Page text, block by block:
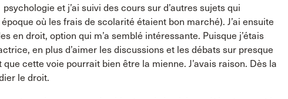
psychologie et j’ai suivi des cours sur d’autres sujets qui
où les frais de scolarité étaient bon marché). J’ai ensuite
en droit, option qui m’a semblé intéressante. Puisque j’étais
en plus d’aimer les discussions et les débats sur presque
cette voie pourrait bien être la mienne. J’avais raison. Dès la
le droit.